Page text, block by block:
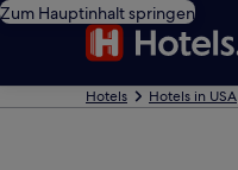
Zum Hauptinhalt springen
Hotels Hotels in USA